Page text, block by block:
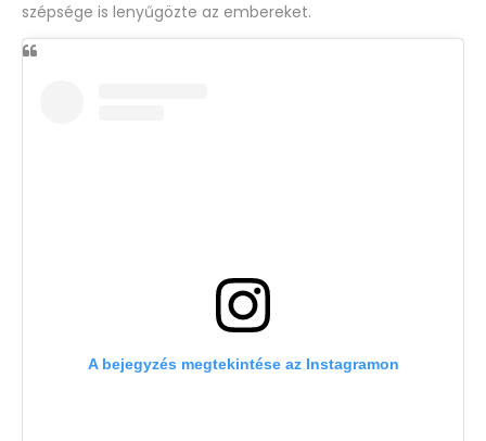
szépsége is lenyűgözte az embereket.
A bejegyzés megtekintése az Instagramon